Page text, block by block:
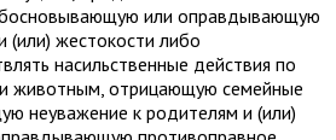
или оправдывающую
(или) жестокости либо
насильственные действия по
животным, отрицающую семейные
неуважение к родителям и (или)